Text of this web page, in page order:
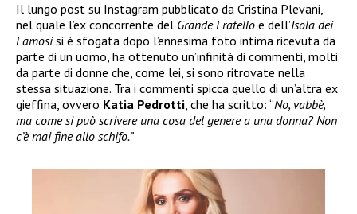
Il lungo post su Instagram pubblicato da Cristina Plevani,
nel quale l’ex concorrente del Grande Fratello e dell’Isola dei
Famosisi è sfogata dopo l’ennesima foto intima ricevuta da
parte di un uomo, ha ottenuto un’infinità di commenti, molti
da parte di donne che, come lei, si sono ritrovate nella
stessa situazione. Tra i commenti spicca quello di un’altra ex
gieffina, ovvero Katia Pedrotti, che ha scritto: “No, vabbè,
ma come si può scrivere una cosa del genere a una donna? Non
c’è mai fine allo schifo.”